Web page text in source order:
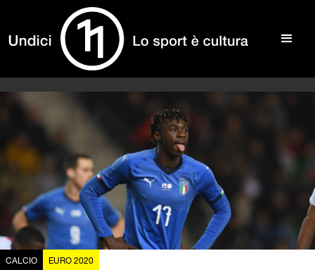
CALCIO EURO 2020